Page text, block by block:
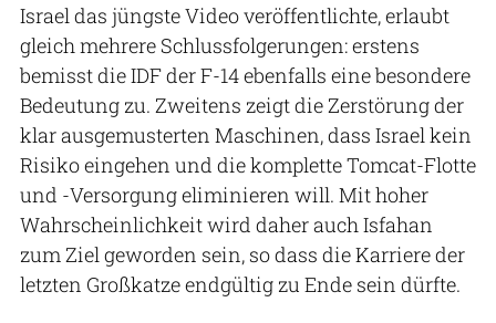
Israel das jüngste Video veröffentlichte, erlaubt
gleich mehrere Schlussfolgerungen: erstens
bemisst die IDF der F-14 ebenfalls eine besondere
Bedeutung zu. Zweitens zeigt die Zerstörung der
klar ausgemusterten Maschinen, dass Israel kein
Risiko eingehen und die komplette Tomcat-Flotte
und -Versorgung eliminieren will. Mit hoher
Wahrscheinlichkeit wird daher auch Isfahan
zum Ziel geworden sein, so dass die Karriere der
letzten Großkatze endgültig zu Ende sein dürfte.